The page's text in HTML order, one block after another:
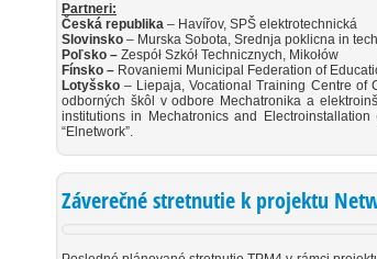
Partneri:
Česká republika – Havířov, SPŠ elektrotechnická
Slovinsko – Murska Sobota, Srednja poklicna in
Poľsko – Zespół Szkół Technicznych, Mikołów
Fínsko – Rovaniemi Municipal Federation of
Lotyšsko – Liepaja, Vocational Training Centre of
odborných škôl v odbore Mechatronika a
institutions in Mechatronics and Electroinstallation
“Elnetwork”.
Záverečné stretnutie k projektu